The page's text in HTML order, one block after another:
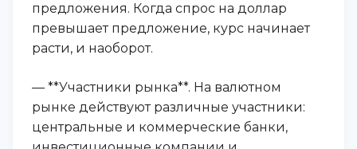
предложения. Когда спрос на доллар
превышает предложение, курс начинает
расти, и наоборот.
— **Участники рынка**. На валютном
рынке действуют различные участники:
центральные и коммерческие банки,